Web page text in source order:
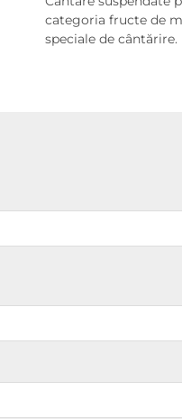
categoria fructe de
speciale de cântărire.